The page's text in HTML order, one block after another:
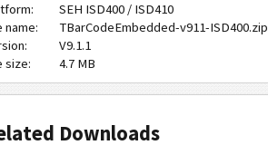
SEH ISD400 / ISD410
name:
TBarCodeEmbedded-v911-ISD400.zip
V9.1.1
size:
4.7 MB
Downloads